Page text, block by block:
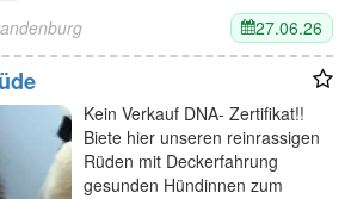
27.06.26
Kein Verkauf DNA- Zertifikat!!
Biete hier unseren reinrassigen
Rüden mit Deckerfahrung
gesunden Hündinnen zum